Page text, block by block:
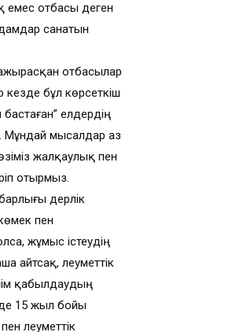
емес отбасы деген
санатын
отбасылар
кезде бұл көрсеткіш
елдердің
мысалдар аз
жалқаулық пен
отырмыз.
дерлік
пен
жұмыс істеудің
айтсақ, әлеуметтік
қабылдаудың
15 жыл бойы
әлеуметтік